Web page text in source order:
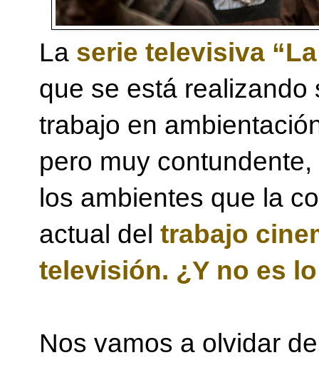
La serie televisiva
que se está
trabajo en
pero muy
los ambientes que la
actual del trabajo
televisión. ¿Y no es
Nos vamos a olvidar